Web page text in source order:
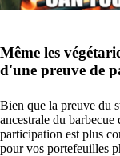
Même les
d'une preuve de
Bien que la preuve du
ancestrale du
participation est plus
pour vos portefeuilles